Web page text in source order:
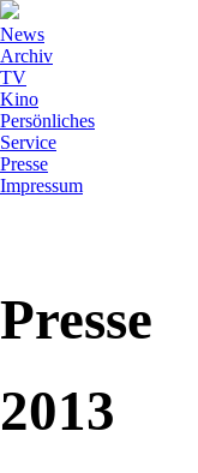
News
Archiv
TV
Kino
Persönliches
Service
Presse
Impressum
Presse
2013